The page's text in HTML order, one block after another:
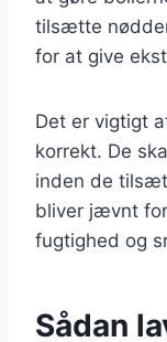
tilsætte
for at give
Det er vigtigt
korrekt. De
inden de
bliver jævnt
fugtighed og
Sådan